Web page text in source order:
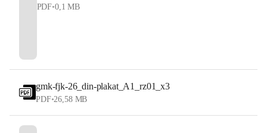
PDF•0,1 MB
gmk-fjk-26_din-plakat_A1_rz01_x3
PDF•26,58 MB